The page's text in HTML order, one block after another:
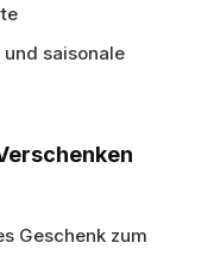
saisonale
Geschenk zum